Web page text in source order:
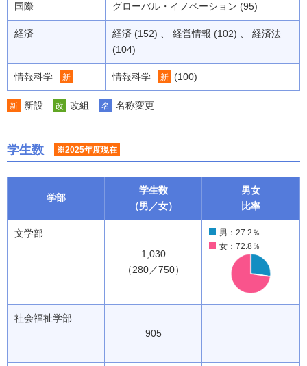
国際 グローバル・イノベーション (95)
経済
経済 (152) 、 経営情報 (102) 、 経済法
(104)
情報科学 新 情報科学 新 (100)
新 新設 改 改組 名 名称変更
学生数 ※2025年度現在
学部
学生数
（男／女）
男女
比率
文学部
1,030
（280／750）
男：27.2％
女：72.8％
社会福祉学部
905